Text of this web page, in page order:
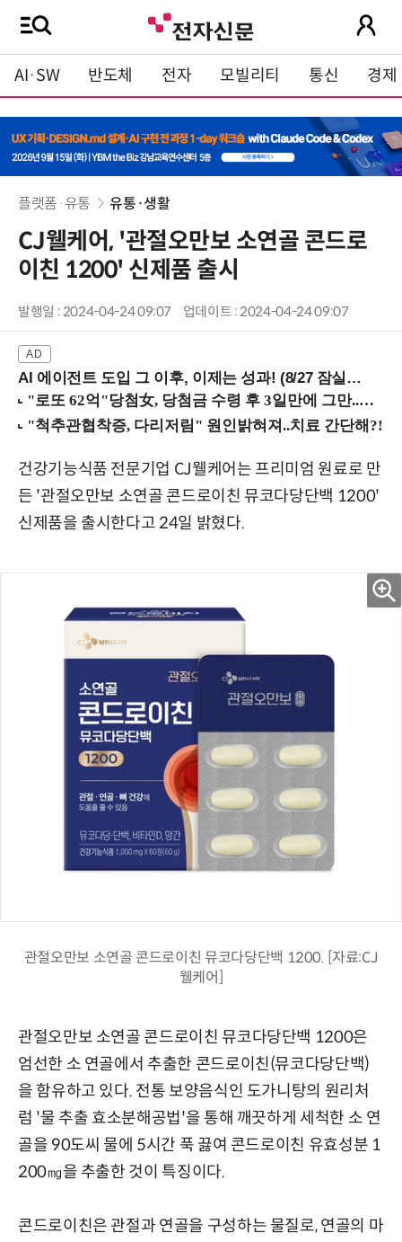
AI·SW 반도체 전자 모빌리티 통신 경제
플랫폼·유통 유통·생활
CJ웰케어, '관절오만보 소연골 콘드로
이친 1200' 신제품 출시
발행일 : 2024-04-24 09:07 업데이트 : 2024-04-24 09:07
AI 에이전트 도입 그 이후, 이제는 성과! (8/27 잠실역)
건강기능식품 전문기업 CJ웰케어는 프리미엄 원료로 만
든 '관절오만보 소연골 콘드로이친 뮤코다당단백 1200'
신제품을 출시한다고 24일 밝혔다.
관절오만보 소연골 콘드로이친 뮤코다당단백 1200. [자료:CJ
웰케어]
관절오만보 소연골 콘드로이친 뮤코다당단백 1200은
엄선한 소 연골에서 추출한 콘드로이친(뮤코다당단백)
을 함유하고 있다. 전통 보양음식인 도가니탕의 원리처
럼 '물 추출 효소분해공법'을 통해 깨끗하게 세척한 소 연
골을 90도씨 물에 5시간 푹 끓여 콘드로이친 유효성분 1
200㎎을 추출한 것이 특징이다.
콘드로이친은 관절과 연골을 구성하는 물질로, 연골의 마